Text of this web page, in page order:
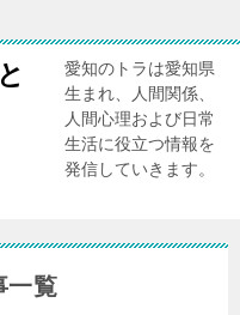
愛知のトラは愛知県
生まれ、人間関係、
人間心理および日常
生活に役立つ情報を
発信していきます。
一覧